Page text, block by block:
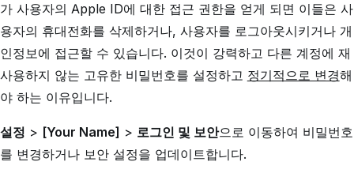
가 사용자의 Apple ID에 대한 접근 권한을 얻게 되면 이들은 사
용자의 휴대전화를 삭제하거나, 사용자를 로그아웃시키거나 개
인정보에 접근할 수 있습니다. 이것이 강력하고 다른 계정에 재
사용하지 않는 고유한 비밀번호를 설정하고 정기적으로 변경해
야 하는 이유입니다.
설정 > [Your Name] > 로그인 및 보안으로 이동하여 비밀번호
를 변경하거나 보안 설정을 업데이트합니다.